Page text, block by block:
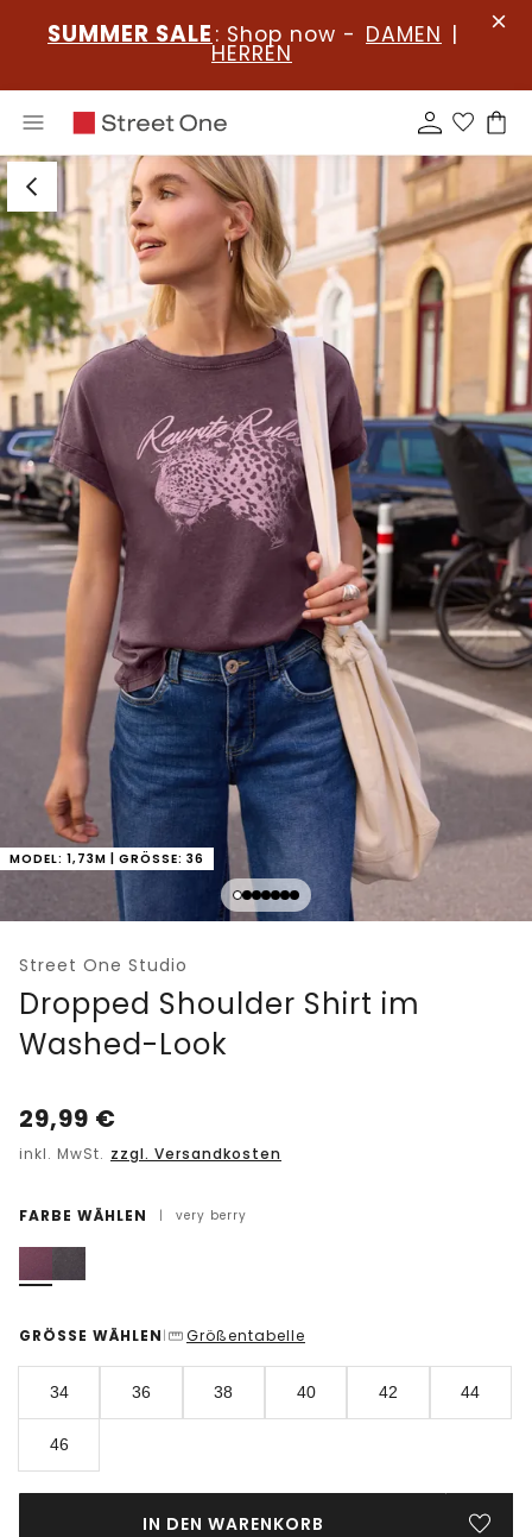
SUMMER SALE : Shop now - DAMEN |
HERREN
MODEL: 1,73M | GRÖSSE: 36
Street One Studio
Dropped Shoulder Shirt im
Washed-Look
29,99 €
inkl. MwSt. zzgl. Versandkosten
FARBE WÄHLEN | very berry
GRÖSSE WÄHLEN | Größentabelle
34 36 38 40 42 44
46
IN DEN WARENKORB